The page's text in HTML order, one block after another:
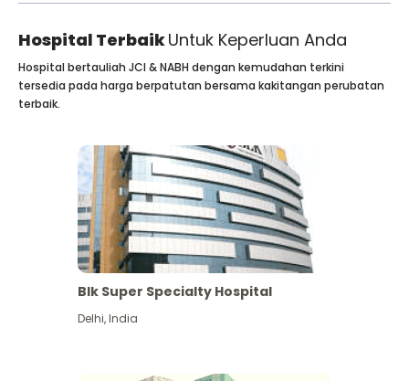
Hospital TerbaikUntuk Keperluan Anda
Hospital bertauliah JCI & NABH dengan kemudahan terkini
tersedia pada harga berpatutan bersama kakitangan perubatan
terbaik.
Blk Super Specialty Hospital
Delhi,India